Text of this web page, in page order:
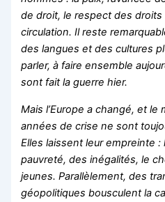
de droit, le respect des droits
circulation. Il reste
des langues et des cultures
parler, à faire ensemble
sont fait la guerre hier.
Mais l’Europe a changé, et le
années de crise ne sont
Elles laissent leur empreinte :
pauvreté, des inégalités, le
jeunes. Parallèlement, des
géopolitiques bousculent la